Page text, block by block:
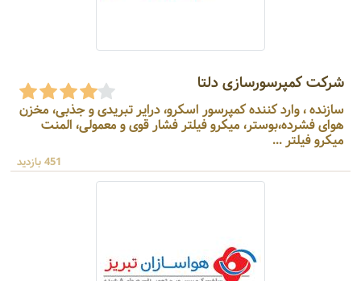
شرکت کمپرسورسازی دلتا
سازنده ، وارد کننده کمپرسور اسکرو، درایر تبریدی و جذبی، مخزن
هوای فشرده،بوستر، میکرو فیلتر فشار قوی و معمولی، المنت
میکرو فیلتر ...
451 بازدید